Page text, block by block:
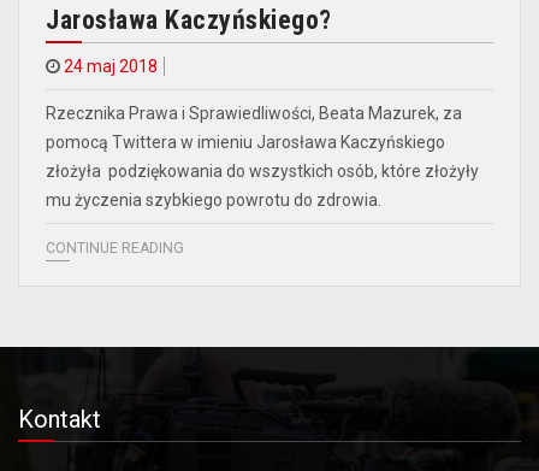
Jarosława Kaczyńskiego?
24 maj 2018
Rzecznika Prawa i Sprawiedliwości, Beata Mazurek, za
pomocą Twittera w imieniu Jarosława Kaczyńskiego
złożyła podziękowania do wszystkich osób, które złożyły
mu życzenia szybkiego powrotu do zdrowia.
CONTINUE READING
Kontakt